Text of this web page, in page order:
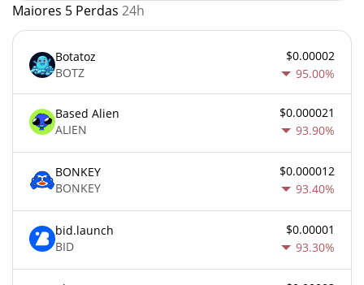
Maiores 5 Perdas 24h
Botatoz
BOTZ
$0.00002
95.00%
Based Alien
ALIEN
$0.000021
93.90%
BONKEY
BONKEY
$0.000012
93.40%
bid.launch
BID
$0.00001
93.30%